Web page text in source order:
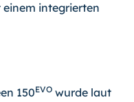
integrier­ten
150EVO wurde laut